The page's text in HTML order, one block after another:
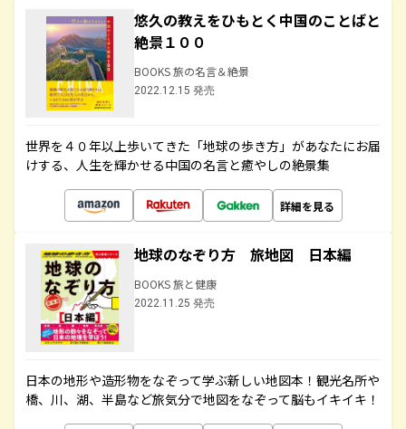
悠久の教えをひもとく中国のことばと
絶景１００
BOOKS 旅の名言＆絶景
2022.12.15 発売
世界を４０年以上歩いてきた「地球の歩き方」があなたにお届
けする、人生を輝かせる中国の名言と癒やしの絶景集
詳細を見る
地球のなぞり方 旅地図 日本編
BOOKS 旅と健康
2022.11.25 発売
日本の地形や造形物をなぞって学ぶ新しい地図本！観光名所や
橋、川、湖、半島など旅気分で地図をなぞって脳もイキイキ！